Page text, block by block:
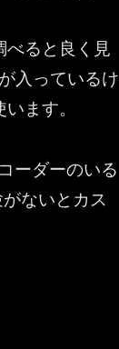
ると良く見
入っているけ
ます。
ーダーのいる
ないとカス